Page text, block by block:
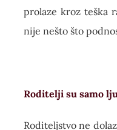
prolaze kroz teška
nije nešto što
Roditelji su samo
Roditeljstvo ne